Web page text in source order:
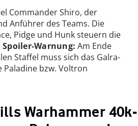
Commander Shiro, der
Anführer des Teams. Die
Pidge und Hunk steuern die
Spoiler-Warnung:Am Ende
Staffel muss sich das Galra-
Paladine bzw. Voltron
Warhammer 40k-